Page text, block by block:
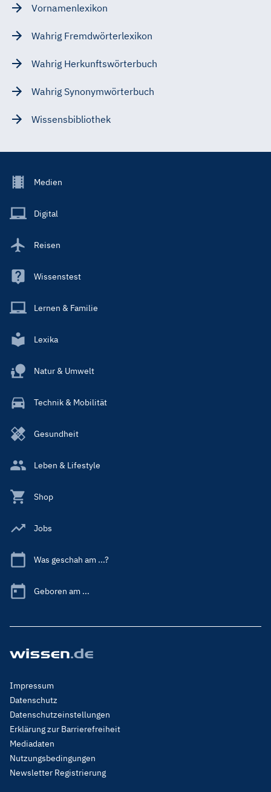
Vornamenlexikon
Wahrig Fremdwörterlexikon
Wahrig Herkunftswörterbuch
Wahrig Synonymwörterbuch
Wissensbibliothek
Footer
Main
Medien
Digital
Reisen
Wissenstest
Lernen & Familie
Lexika
Natur & Umwelt
Technik & Mobilität
Gesundheit
Leben & Lifestyle
Shop
Jobs
Was geschah am ...?
Geboren am ...
Footer
Menu
Legal
Impressum
Datenschutz
Datenschutzeinstellungen
Erklärung zur Barrierefreiheit
Mediadaten
Nutzungsbedingungen
Newsletter Registrierung